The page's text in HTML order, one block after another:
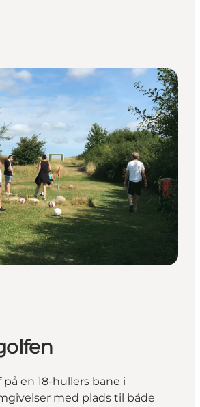
en 18-hullers bane i
med plads til både